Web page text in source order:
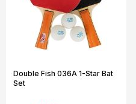
Double Fish 036A 1-Star Bat
Set